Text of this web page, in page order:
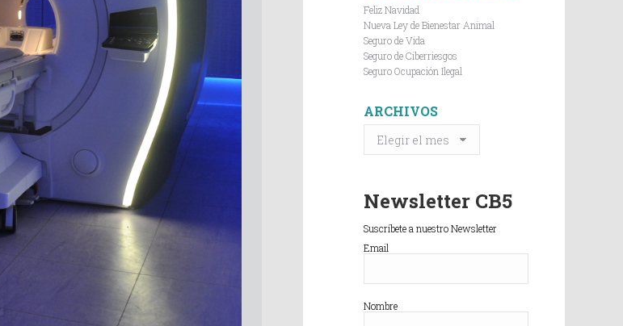
Feliz Navidad
Nueva Ley de Bienestar Animal
Seguro de Vida
Seguro de Ciberriesgos
Seguro Ocupación Ilegal
ARCHIVOS
ARCHIVOS
Newsletter CB5
Suscríbete a nuestro Newsletter
Email
Nombre